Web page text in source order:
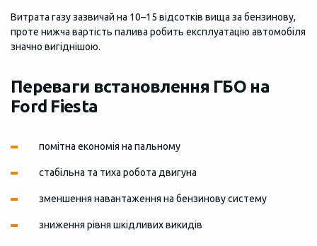
Витрата газу зазвичай на 10–15 відсотків вища за бензинову,
проте нижча вартість палива робить експлуатацію автомобіля
значно вигіднішою.
Переваги встановлення ГБО на
Ford Fiesta
помітна економія на пальному
стабільна та тиха робота двигуна
зменшення навантаження на бензинову систему
зниження рівня шкідливих викидів